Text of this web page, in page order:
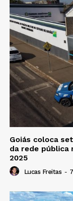
Goiás coloca
da rede pública
2025
Lucas Freitas -